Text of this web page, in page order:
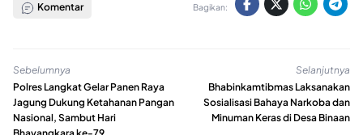
Komentar Bagikan:
Sebelumnya
Polres Langkat Gelar Panen Raya
Jagung Dukung Ketahanan Pangan
Nasional, Sambut Hari
Selanjutnya
Bhabinkamtibmas Laksanakan
Sosialisasi Bahaya Narkoba dan
Minuman Keras di Desa Binaan